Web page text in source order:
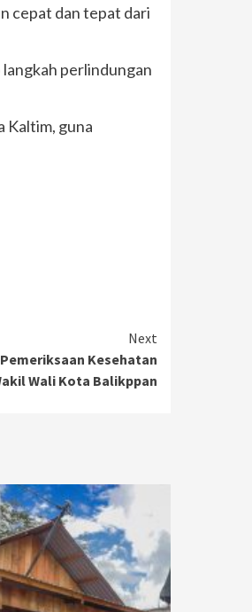
cepat dan tepat dari
perlindungan
Kaltim, guna
Next
Kesehatan
Wali Kota Balikppan